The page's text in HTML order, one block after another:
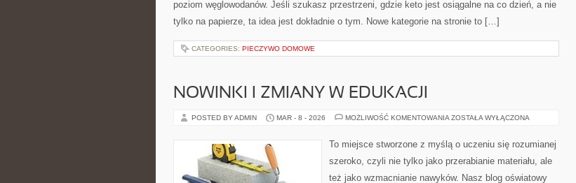
poziom węglowodanów. Jeśli szukasz przestrzeni, gdzie keto jest osiągalne na co dzień, a nie
tylko na papierze, ta idea jest dokładnie o tym. Nowe kategorie na stronie to […]
CATEGORIES: PIECZYWO DOMOWE
NOWINKI I ZMIANY W EDUKACJI
POSTED BY ADMIN MAR - 8 - 2026 MOŻLIWOŚĆ KOMENTOWANIA NOWINKI
EDUKACJI
ZOSTAŁA WYŁĄCZONA
To miejsce stworzone z myślą o uczeniu się rozumianej
szeroko, czyli nie tylko jako przerabianie materiału, ale
też jako wzmacnianie nawyków. Nasz blog oświatowy